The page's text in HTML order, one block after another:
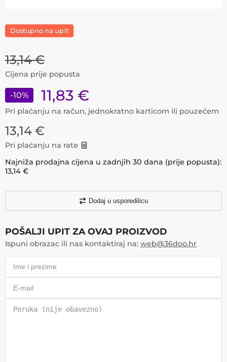
Dostupno na upit
13,14 €
Cijena prije popusta
-10% 11,83 €
Pri plaćanju na račun, jednokratno karticom ili pouzećem
13,14 €
Pri plaćanju na rate
Najniža prodajna cijena u zadnjih 30 dana (prije popusta):
13,14 €
Dodaj u usporedilicu
POŠALJI UPIT ZA OVAJ PROIZVOD
Ispuni obrazac ili nas kontaktiraj na: web@36doo.hr